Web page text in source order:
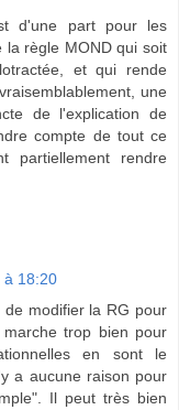
d'une part pour les
la règle MOND qui soit
et qui rende
une
de l'explication de
compte de tout ce
partiellement rendre
à 18:20
modifier la RG pour
trop bien pour
en sont le
a aucune raison pour
Il peut très bien